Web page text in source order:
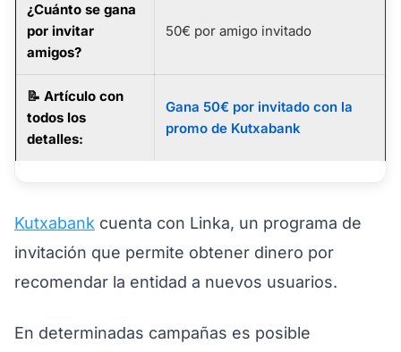
¿Cuánto se gana
por invitar
amigos?
50€ por amigo invitado
📝 Artículo con
todos los
detalles:
Gana 50€ por invitado con la
promo de Kutxabank
Kutxabank cuenta con Linka, un programa de
invitación que permite obtener dinero por
recomendar la entidad a nuevos usuarios.
En determinadas campañas es posible